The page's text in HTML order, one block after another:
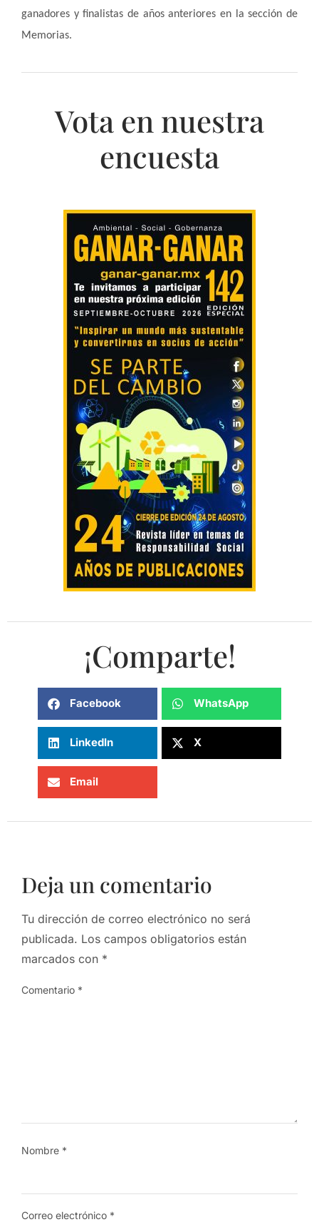
ganadores y finalistas de años anteriores en la sección de
Memorias.
Vota en nuestra
encuesta
¡Comparte!
Facebook WhatsApp
LinkedIn X
Email
Deja un comentario
Tu dirección de correo electrónico no será
publicada. Los campos obligatorios están
marcados con *
Comentario *
Nombre *
Correo electrónico *